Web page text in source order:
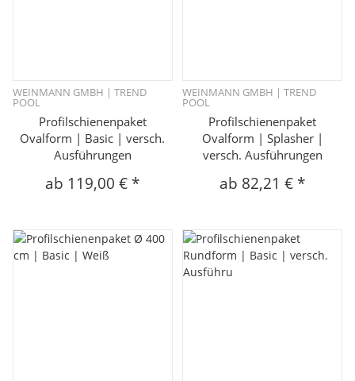
WEINMANN GMBH | TREND
POOL
Profilschienenpaket
Ovalform | Basic | versch.
Ausführungen
ab 119,00 € *
WEINMANN GMBH | TREND
POOL
Profilschienenpaket
Ovalform | Splasher |
versch. Ausführungen
ab 82,21 € *